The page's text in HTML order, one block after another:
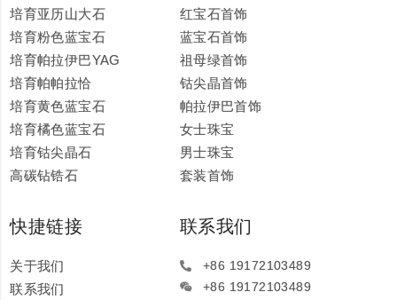
培育亚历山大石
培育粉色蓝宝石
培育帕拉伊巴YAG
培育帕帕拉恰
培育黄色蓝宝石
培育橘色蓝宝石
培育钴尖晶石
高碳钻锆石
红宝石首饰
蓝宝石首饰
祖母绿首饰
钴尖晶首饰
帕拉伊巴首饰
女士珠宝
男士珠宝
套装首饰
快捷链接
关于我们
联系我们
联系我们
+86 19172103489
+86 19172103489